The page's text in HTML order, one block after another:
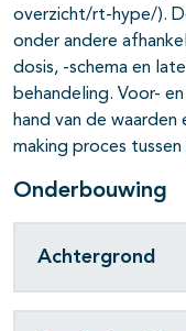
overzicht/rt-hype/).
onder andere
dosis, -schema en
behandeling. Voor-
hand van de waarden
making proces
Onderbouwing
Achtergrond